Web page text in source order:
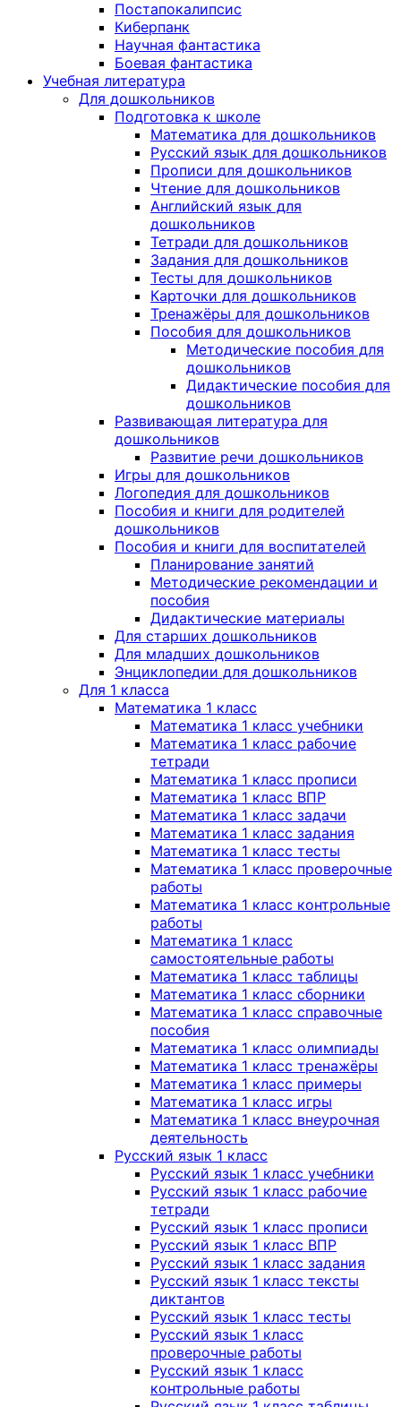
Постапокалипсис
Киберпанк
Научная фантастика
Боевая фантастика
Учебная литература
Для дошкольников
Подготовка к школе
Математика для дошкольников
Русский язык для дошкольников
Прописи для дошкольников
Чтение для дошкольников
Английский язык для
дошкольников
Тетради для дошкольников
Задания для дошкольников
Тесты для дошкольников
Карточки для дошкольников
Тренажёры для дошкольников
Пособия для дошкольников
Методические пособия для
дошкольников
Дидактические пособия для
дошкольников
Развивающая литература для
дошкольников
Развитие речи дошкольников
Игры для дошкольников
Логопедия для дошкольников
Пособия и книги для родителей
дошкольников
Пособия и книги для воспитателей
Планирование занятий
Методические рекомендации и
пособия
Дидактические материалы
Для старших дошкольников
Для младших дошкольников
Энциклопедии для дошкольников
Для 1 класса
Математика 1 класс
Математика 1 класс учебники
Математика 1 класс рабочие
тетради
Математика 1 класс прописи
Математика 1 класс ВПР
Математика 1 класс задачи
Математика 1 класс задания
Математика 1 класс тесты
Математика 1 класс проверочные
работы
Математика 1 класс контрольные
работы
Математика 1 класс
самостоятельные работы
Математика 1 класс таблицы
Математика 1 класс сборники
Математика 1 класс справочные
пособия
Математика 1 класс олимпиады
Математика 1 класс тренажёры
Математика 1 класс примеры
Математика 1 класс игры
Математика 1 класс внеурочная
деятельность
Русский язык 1 класс
Русский язык 1 класс учебники
Русский язык 1 класс рабочие
тетради
Русский язык 1 класс прописи
Русский язык 1 класс ВПР
Русский язык 1 класс задания
Русский язык 1 класс тексты
диктантов
Русский язык 1 класс тесты
Русский язык 1 класс
проверочные работы
Русский язык 1 класс
контрольные работы